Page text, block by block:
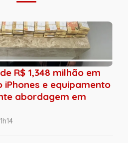
R$ 1,348 milhão em
iPhones e equipamento
abordagem em